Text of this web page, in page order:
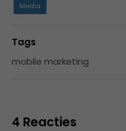
Media
Tags
mobile marketing
4 Reacties